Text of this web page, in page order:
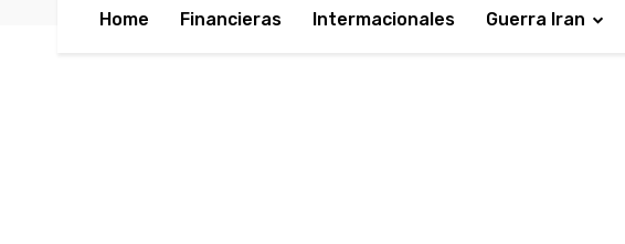
Home Financieras Intermacionales Guerra Iran